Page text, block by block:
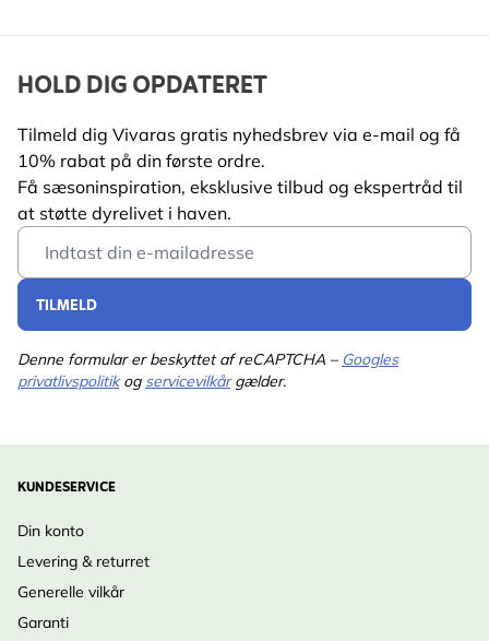
HOLD DIG OPDATERET
Tilmeld dig Vivaras gratis nyhedsbrev via e-mail og få
10% rabat på din første ordre.
Få sæsoninspiration, eksklusive tilbud og ekspertråd til
at støtte dyrelivet i haven.
Email Address
TILMELD
Denne formular er beskyttet af reCAPTCHA – Googles
privatlivspolitikog servicevilkårgælder.
KUNDESERVICE
Din konto
Levering & returret
Generelle vilkår
Garanti